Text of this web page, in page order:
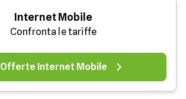
Internet Mobile
Confronta le tariffe
Offerte Internet Mobile